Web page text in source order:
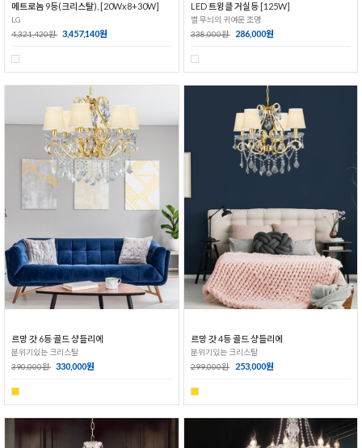
메트로놈 9등(크리스탈), [20Wx8+30W]
LG
4,321,420원 3,457,140원
LED 트윙클 거실등 [125W]
별 무늬의 귀여운 조명
338,000원
286,000원
르망 갓 6등 골드 샹들리에
분위기있는 크리스탈
390,000원 330,000원
르망 갓 4등 골드 샹들리에
분위기있는 크리스탈
299,000원
253,000원